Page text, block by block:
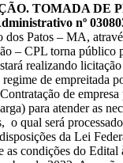
TOMADA DE
nº
dos Patos – MA,
– CPL torna público
realizando
de empreitada
de
para atender as
o qual será
da Lei
as condições do Edital